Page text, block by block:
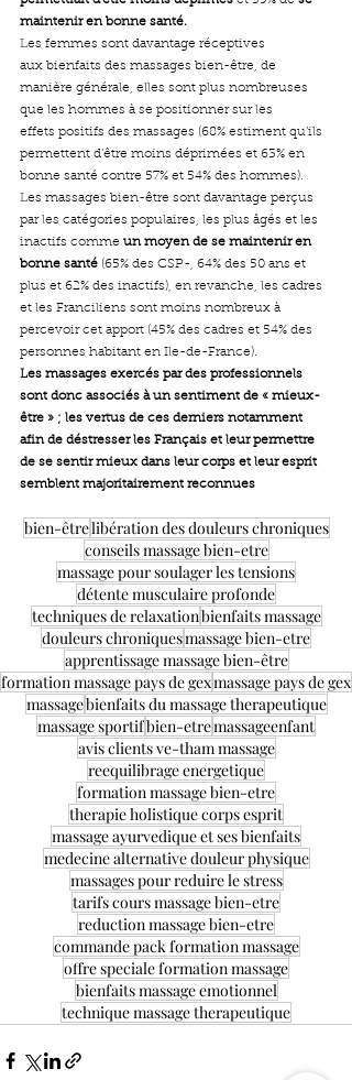
maintenir en bonne santé.
Les femmes sont davantage réceptives
aux bienfaits des massages bien-être, de
manière générale, elles sont plus nombreuses
que les hommes à se positionner sur les
effets positifs des massages (68% estiment qu’ils
permettent d’être moins déprimées et 63% en
bonne santé contre 57% et 54% des hommes).
Les massages bien-être sont davantage perçus
par les catégories populaires, les plus âgés et les
inactifs comme un moyen de se maintenir en
bonne santé (65% des CSP-, 64% des 50 ans et
plus et 62% des inactifs), en revanche, les cadres
et les Franciliens sont moins nombreux à
percevoir cet apport (45% des cadres et 54% des
personnes habitant en Ile-de-France).
Les massages exercés par des professionnels
sont donc associés à un sentiment de « mieux-
être » ; les vertus de ces derniers notamment
afin de déstresser les Français et leur permettre
de se sentir mieux dans leur corps et leur esprit
semblent majoritairement reconnues
bien-êtrelibération des douleurs chroniques
conseils massage bien-etre
massage pour soulager les tensions
détente musculaire profonde
techniques de relaxationbienfaits massage
douleurs chroniquesmassage bien-etre
apprentissage massage bien-être
formation massage pays de gexmassage pays de gex
massagebienfaits du massage therapeutique
massage sportifbien-etremassageenfant
avis clients ve-tham massage
reequilibrage energetique
formation massage bien-etre
therapie holistique corps esprit
massage ayurvedique et ses bienfaits
medecine alternative douleur physique
massages pour reduire le stress
tarifs cours massage bien-etre
reduction massage bien-etre
commande pack formation massage
offre speciale formation massage
bienfaits massage emotionnel
technique massage therapeutique